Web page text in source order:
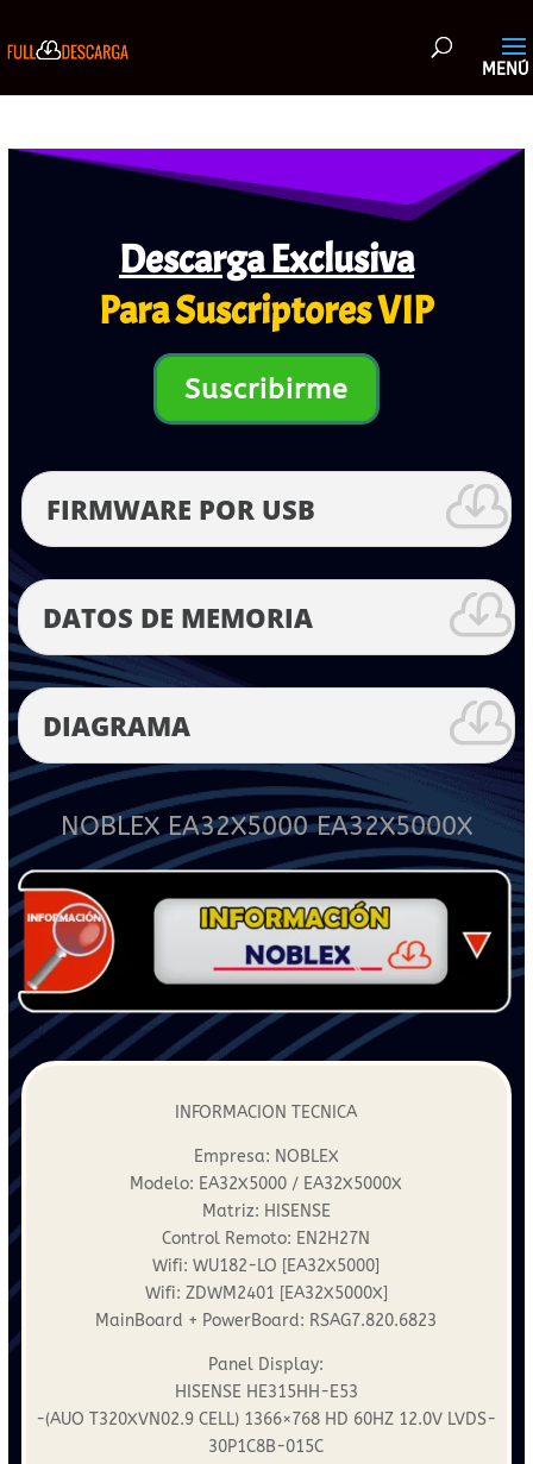
Descarga Exclusiva
Para Suscriptores VIP
Suscribirme
FIRMWARE POR USB
DATOS DE MEMORIA
DIAGRAMA
NOBLEX EA32X5000 EA32X5000X
INFORMACION TECNICA
Empresa: NOBLEX
Modelo: EA32X5000 / EA32X5000X
Matriz: HISENSE
Control Remoto: EN2H27N
Wifi: WU182-LO [EA32X5000]
Wifi: ZDWM2401 [EA32X5000X]
MainBoard + PowerBoard: RSAG7.820.6823
Panel Display:
HISENSE HE315HH-E53
-(AUO T320XVN02.9 CELL) 1366×768 HD 60HZ 12.0V LVDS-
30P1C8B-015C